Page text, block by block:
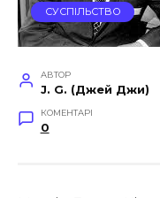
СУСПІЛЬСТВО
АВТОР
J. G. (Джей Джи)
КОМЕНТАРІ
0